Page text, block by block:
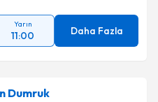
Yarın
11:00 Daha Fazla
Dumruk